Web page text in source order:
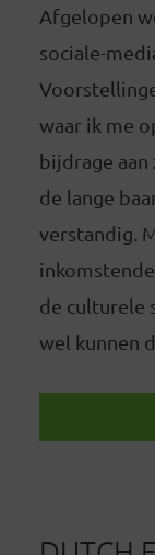
Afgelopen
sociale-
waar ik me
bijdrage
de lange
verstandig.
de culturele
wel kunnen